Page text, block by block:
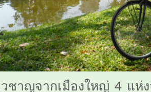
ชาญจากเมืองใหญ่ 4 แห่